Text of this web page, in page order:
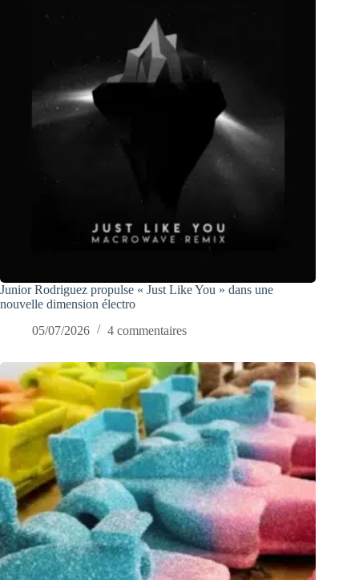
Junior Rodriguez propulse « Just Like You » dans une
nouvelle dimension électro
05/07/2026
4 commentaires